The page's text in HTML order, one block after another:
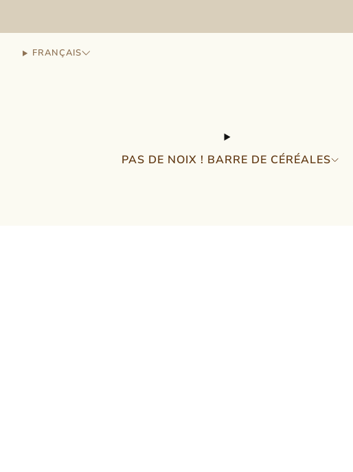
PAS DE NOIX ! BARRE DE CÉRÉALES
FRANÇAIS